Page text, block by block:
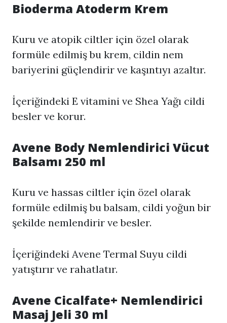
Bioderma Atoderm Krem
Kuru ve atopik ciltler için özel olarak
formüle edilmiş bu krem, cildin nem
bariyerini güçlendirir ve kaşıntıyı azaltır.
İçeriğindeki E vitamini ve Shea Yağı cildi
besler ve korur.
Avene Body Nemlendirici Vücut
Balsamı 250 ml
Kuru ve hassas ciltler için özel olarak
formüle edilmiş bu balsam, cildi yoğun bir
şekilde nemlendirir ve besler.
İçeriğindeki Avene Termal Suyu cildi
yatıştırır ve rahatlatır.
Avene Cicalfate+ Nemlendirici
Masaj Jeli 30 ml